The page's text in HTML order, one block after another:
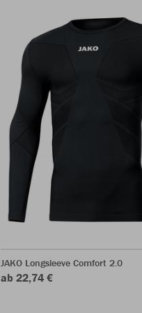
JAKO Longsleeve Comfort 2.0
ab 22,74 €